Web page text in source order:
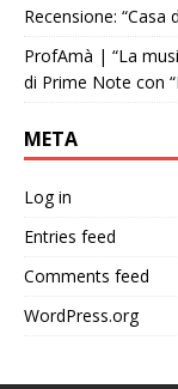
Recensione: “Casa
ProfAmà | “La
di Prime Note con
META
Log in
Entries feed
Comments feed
WordPress.org